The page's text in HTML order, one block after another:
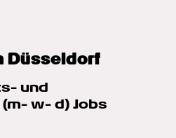
Düsseldorf
und
w- d) Jobs